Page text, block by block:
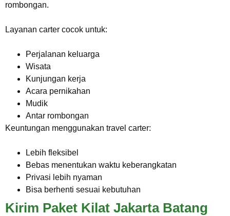
rombongan.
Layanan carter cocok untuk:
Perjalanan keluarga
Wisata
Kunjungan kerja
Acara pernikahan
Mudik
Antar rombongan
Keuntungan menggunakan travel carter:
Lebih fleksibel
Bebas menentukan waktu keberangkatan
Privasi lebih nyaman
Bisa berhenti sesuai kebutuhan
Kirim Paket Kilat Jakarta Batang